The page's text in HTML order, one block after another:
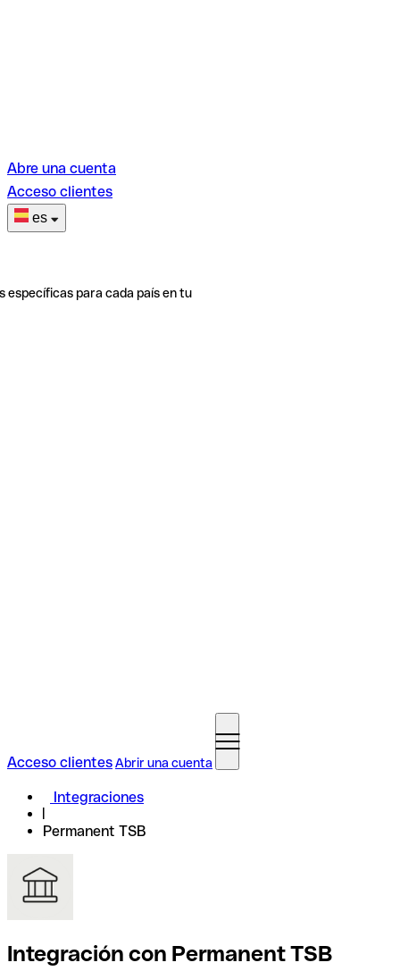
Abre una cuenta
Acceso clientes
es
específicas para cada país en tu
Acceso clientesAbrir una cuenta
Integraciones
Permanent TSB
Integración con Permanent TSB